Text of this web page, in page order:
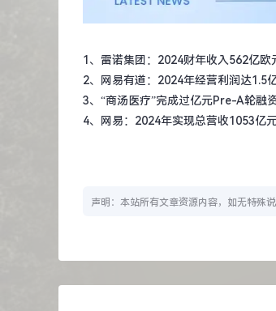
1、 雷诺集团：2024财年收入562亿欧
2、
网易有道：2024年经营利润达1.5
3、 “商汤医疗”完成过亿元Pre-A轮融
4、
网易：2024年实现总营收1053亿
声明：本站所有文章资源内容，如无特殊